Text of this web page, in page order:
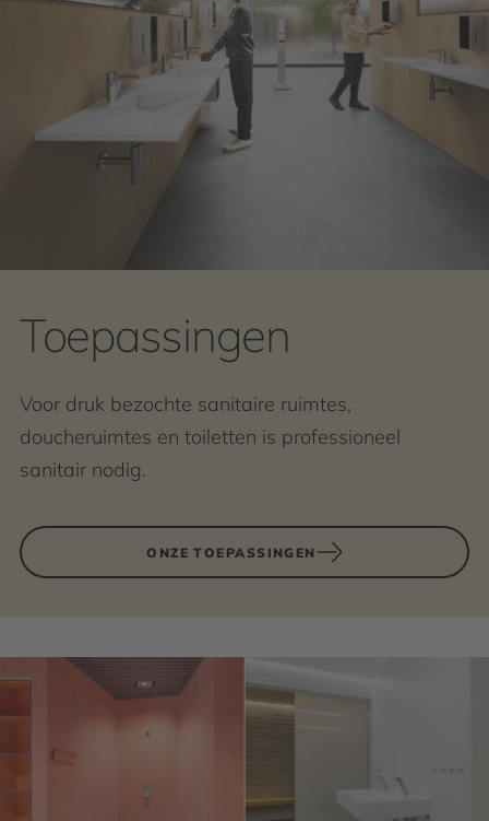
Toepassingen
Voor druk bezochte sanitaire ruimtes,
doucheruimtes en toiletten is professioneel
sanitair nodig.
ONZE TOEPASSINGEN